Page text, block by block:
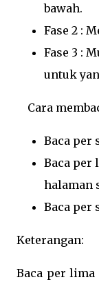
bawah.
Fase 2 :
Fase 3 :
untuk
Cara
Baca per
Baca per
halaman
Baca per
Keterangan:
Baca per